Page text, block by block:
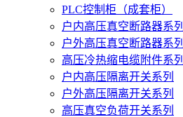
PLC控制柜（成套柜）
户内高压真空断路器系列
户外高压真空断路器系列
高压冷热缩电缆附件系列
户内高压隔离开关系列
户外高压隔离开关系列
高压真空负荷开关系列